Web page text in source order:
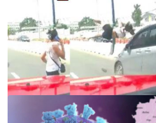
อดีตครูช็อก! หญิงข้ามถนน คุยโทรศัพท์ไป